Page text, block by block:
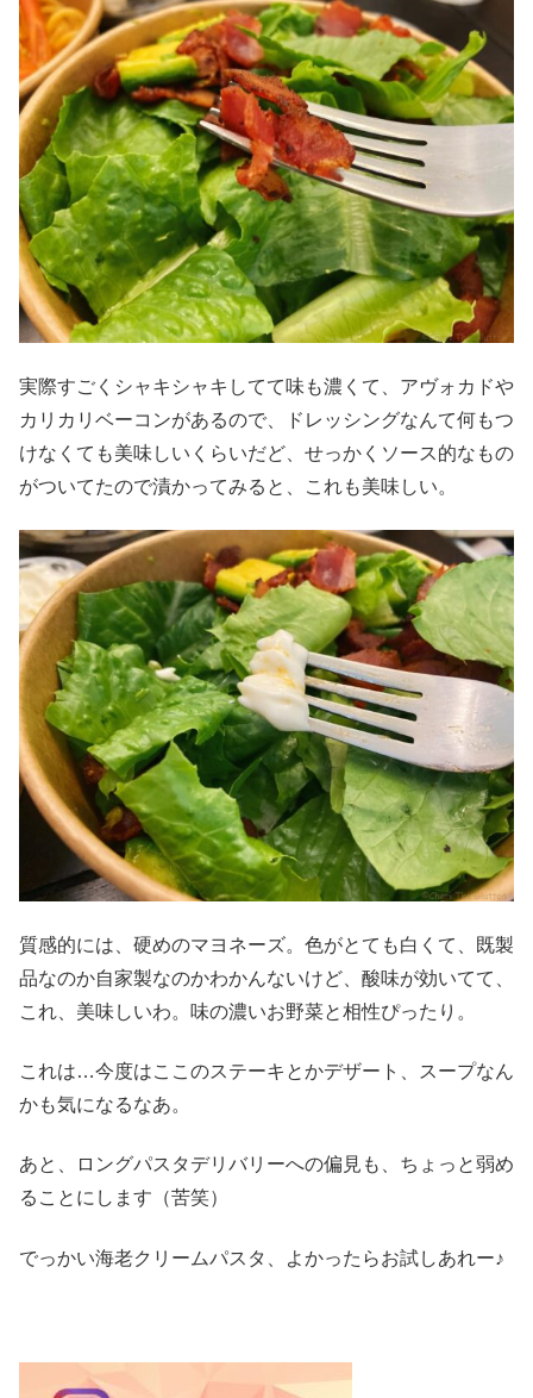
実際すごくシャキシャキしてて味も濃くて、アヴォカドや
カリカリベーコンがあるので、ドレッシングなんて何もつ
けなくても美味しいくらいだど、せっかくソース的なもの
がついてたので漬かってみると、これも美味しい。
質感的には、硬めのマヨネーズ。色がとても白くて、既製
品なのか自家製なのかわかんないけど、酸味が効いてて、
これ、美味しいわ。味の濃いお野菜と相性ぴったり。
これは…今度はここのステーキとかデザート、スープなん
かも気になるなあ。
あと、ロングパスタデリバリーへの偏見も、ちょっと弱め
ることにします（苦笑）
でっかい海老クリームパスタ、よかったらお試しあれー♪